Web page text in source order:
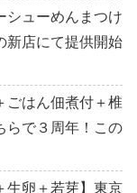
シューめんまつけ
店にて提供開始
ごはん佃煮付＋椎
で３周年！この
生卵＋若芽】東京